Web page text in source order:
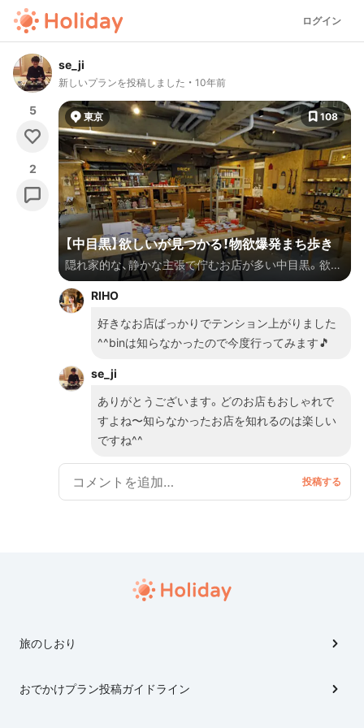
ログイン
se_ji
新しいプランを投稿しました 10年前
5
2
東京 108
【中目黒】欲しいが見つかる！物欲爆発まち歩き
隠れ家的な、静かな主張で佇むお店が多い中目黒。欲し
かった物、贈り物を見つけにゆったりまち歩きプラン。
日用雑貨、スタンダードなファッションが好きな方に◎
RIHO
好きなお店ばっかりでテンション上がりました
^^binは知らなかったので今度行ってみます🎵
se_ji
ありがとうございます。どのお店もおしゃれで
すよね〜知らなかったお店を知れるのは楽しい
ですね^^
旅のしおり
おでかけプラン投稿ガイドライン